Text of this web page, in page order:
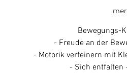
Bewegungs-
- Freude an der
- Motorik verfeinern mit
- Sich entfalten